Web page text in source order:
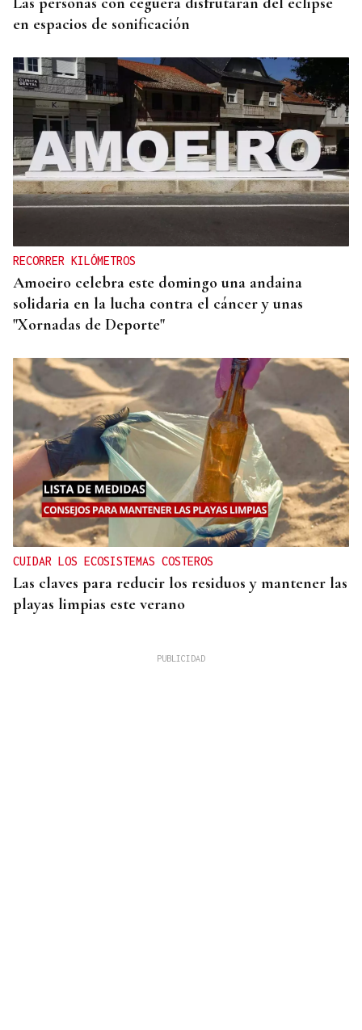
en espacios de sonificación
RECORRER KILÓMETROS
Amoeiro celebra este domingo una andaina
solidaria en la lucha contra el cáncer y unas
"Xornadas de Deporte"
CUIDAR LOS ECOSISTEMAS COSTEROS
Las claves para reducir los residuos y mantener las
playas limpias este verano